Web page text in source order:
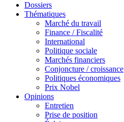
Dossiers
Thématiques
Marché du travail
Finance / Fiscalité
International
Politique sociale
Marchés financiers
Conjoncture / croissance
Politiques économiques
Prix Nobel
Opinions
Entretien
Prise de position